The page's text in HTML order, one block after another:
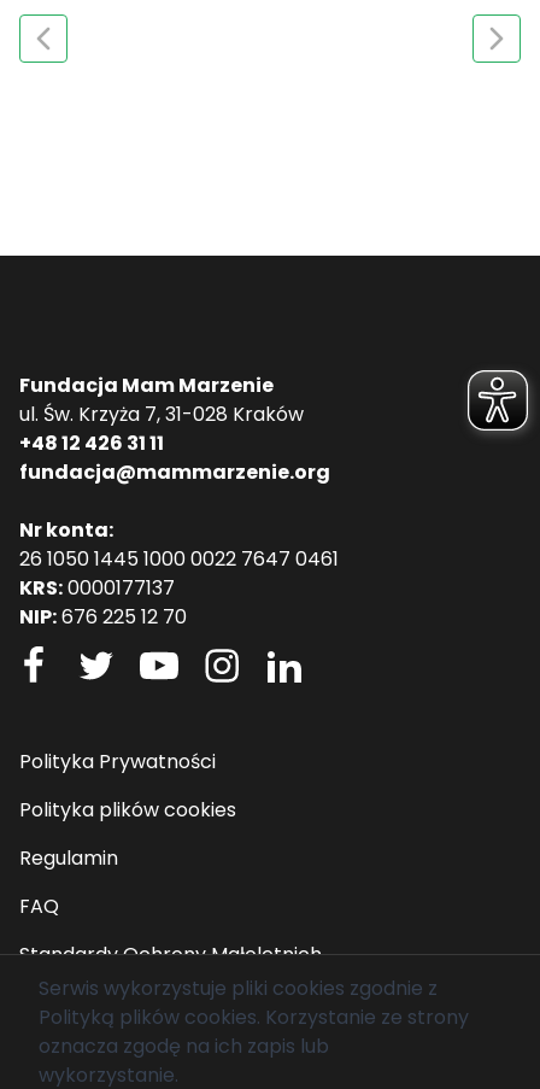
Fundacja Mam Marzenie
ul. Św. Krzyża 7, 31-028 Kraków
+48 12 426 31 11
fundacja@mammarzenie.org
Nr konta:
26 1050 1445 1000 0022 7647 0461
KRS:0000177137
NIP:676 225 12 70
Polityka Prywatności
Polityka plików cookies
Regulamin
FAQ
Standardy Ochrony Małoletnich
© 2026 Fundacja Mam Marzenie. Wszelkie prawa
zastrzeżone.
Serwis wykorzystuje pliki cookies zgodnie z
Polityką plików cookies. Korzystanie ze strony
oznacza zgodę na ich zapis lub
wykorzystanie.